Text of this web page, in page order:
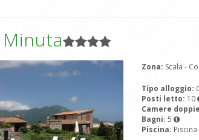
Zona: Scala -
Tipo alloggio:
Posti letto: 10
Camere
Bagni: 5
Piscina: